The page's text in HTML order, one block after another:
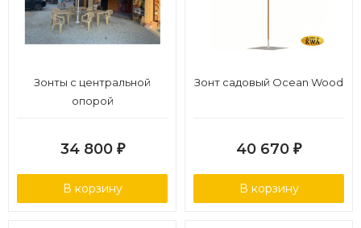
Зонты с центральной
опорой
34 800 ₽
В корзину
Зонт садовый Ocean Wood
40 670 ₽
В корзину